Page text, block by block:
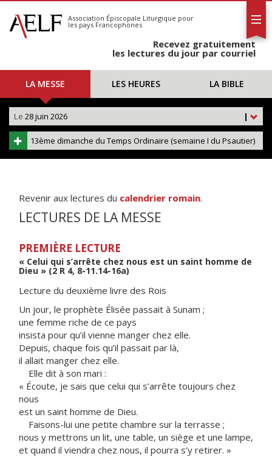
S'abonner
Calendrier
Association Épiscopale Liturgique pour
les pays Francophones
Recevez gratuitement
les lectures du jour par courriel
LA MESSE LES HEURES LA BIBLE
|
Le 28 juin 2026
13ème dimanche du Temps Ordinaire (semaine I du Psautier)
Revenir aux lectures du calendrier romain.
LECTURES DE LA MESSE
PREMIÈRE LECTURE
« Celui qui s’arrête chez nous est un saint homme de
Dieu » (2 R 4, 8-11.14-16a)
Lecture du deuxième livre des Rois
Un jour, le prophète Élisée passait à Sunam ;
une femme riche de ce pays
insista pour qu’il vienne manger chez elle.
Depuis, chaque fois qu’il passait par là,
il allait manger chez elle.
Elle dit à son mari :
« Écoute, je sais que celui qui s’arrête toujours chez
nous
est un saint homme de Dieu.
Faisons-lui une petite chambre sur la terrasse ;
nous y mettrons un lit, une table, un siège et une lampe,
et quand il viendra chez nous, il pourra s’y retirer. »